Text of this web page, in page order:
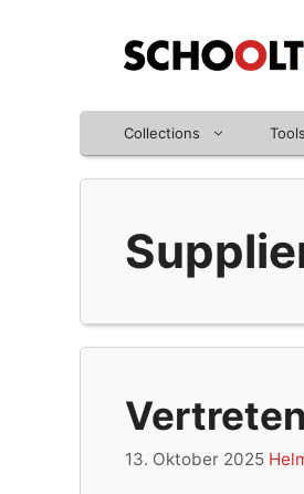
Collections Tools
13. Oktober 2025